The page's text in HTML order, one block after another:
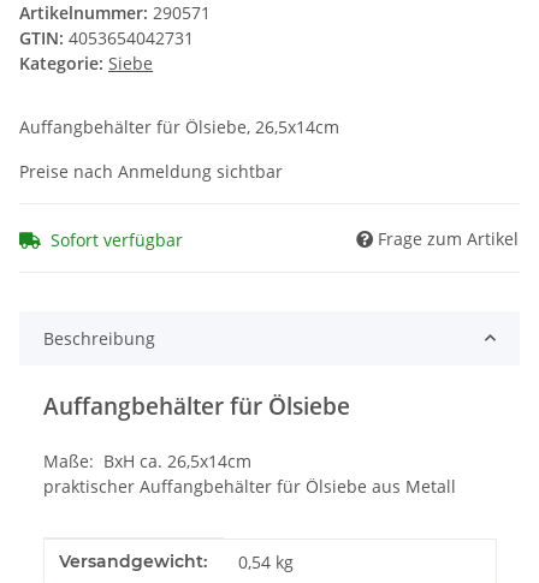
Artikelnummer: 290571
GTIN: 4053654042731
Kategorie: Siebe
Auffangbehälter für Ölsiebe, 26,5x14cm
Preise nach Anmeldung sichtbar
Sofort verfügbar Frage zum Artikel
Beschreibung
Auffangbehälter für Ölsiebe
Maße: BxH ca. 26,5x14cm
praktischer Auffangbehälter für Ölsiebe aus Metall
Produkteigenschaft
Wert
Versandgewicht: 0,54 kg